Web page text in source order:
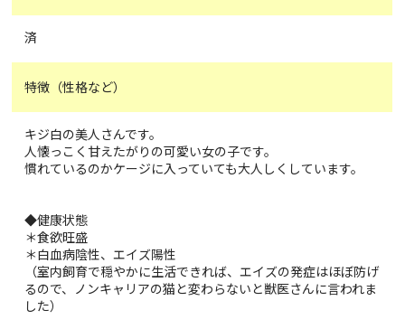
済
特徴（性格など）
キジ白の美人さんです。
人懐っこく甘えたがりの可愛い女の子です。
慣れているのかケージに入っていても大人しくしています。
◆健康状態
＊食欲旺盛
＊白血病陰性、エイズ陽性
（室内飼育で穏やかに生活できれば、エイズの発症はほぼ防げ
るので、ノンキャリアの猫と変わらないと獣医さんに言われま
した）